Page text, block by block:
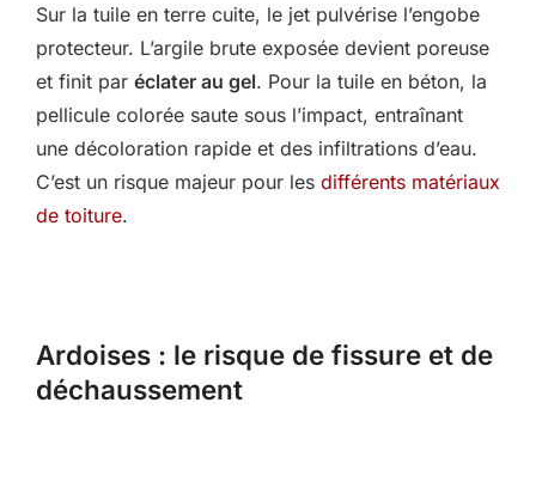
Sur la tuile en terre cuite, le jet pulvérise l’engobe
protecteur. L’argile brute exposée devient poreuse
et finit par éclater au gel. Pour la tuile en béton, la
pellicule colorée saute sous l’impact, entraînant
une décoloration rapide et des infiltrations d’eau.
C’est un risque majeur pour les différents matériaux
de toiture.
Ardoises : le risque de fissure et de
déchaussement